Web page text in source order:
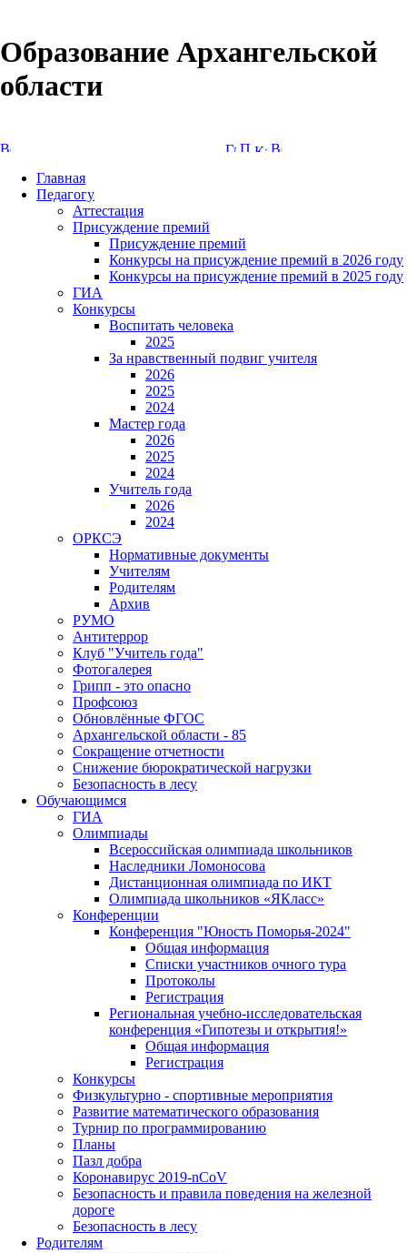
Образование Архангельской
области
Главная
Педагогу
Аттестация
Присуждение премий
Присуждение премий
Конкурсы на присуждение премий в 2026 году
Конкурсы на присуждение премий в 2025 году
ГИА
Конкурсы
Воспитать человека
2025
За нравственный подвиг учителя
2026
2025
2024
Мастер года
2026
2025
2024
Учитель года
2026
2024
ОРКСЭ
Нормативные документы
Учителям
Родителям
Архив
РУМО
Антитеррор
Клуб "Учитель года"
Фотогалерея
Грипп - это опасно
Профсоюз
Обновлённые ФГОС
Архангельской области - 85
Сокращение отчетности
Снижение бюрократической нагрузки
Безопасность в лесу
Обучающимся
ГИА
Олимпиады
Всероссийская олимпиада школьников
Наследники Ломоносова
Дистанционная олимпиада по ИКТ
Олимпиада школьников «ЯКласс»
Конференции
Конференция "Юность Поморья-2024"
Общая информация
Списки участников очного тура
Протоколы
Регистрация
Региональная учебно-исследовательская
конференция «Гипотезы и открытия!»
Общая информация
Регистрация
Конкурсы
Физкультурно - спортивные мероприятия
Развитие математического образования
Турнир по программированию
Планы
Пазл добра
Коронавирус 2019-nCoV
Безопасность и правила поведения на железной
дороге
Безопасность в лесу
Родителям